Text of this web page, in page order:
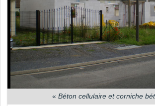
« Béton cellulaire et corniche